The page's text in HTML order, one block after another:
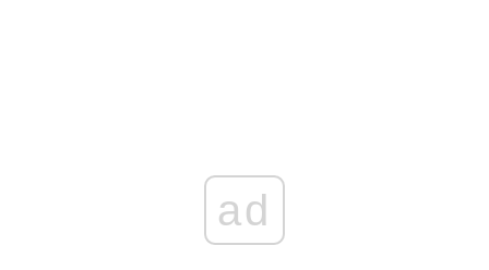
ad